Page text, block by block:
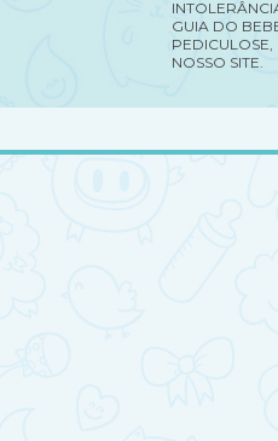
GUIA DO
PEDICULOSE,
NOSSO SITE.